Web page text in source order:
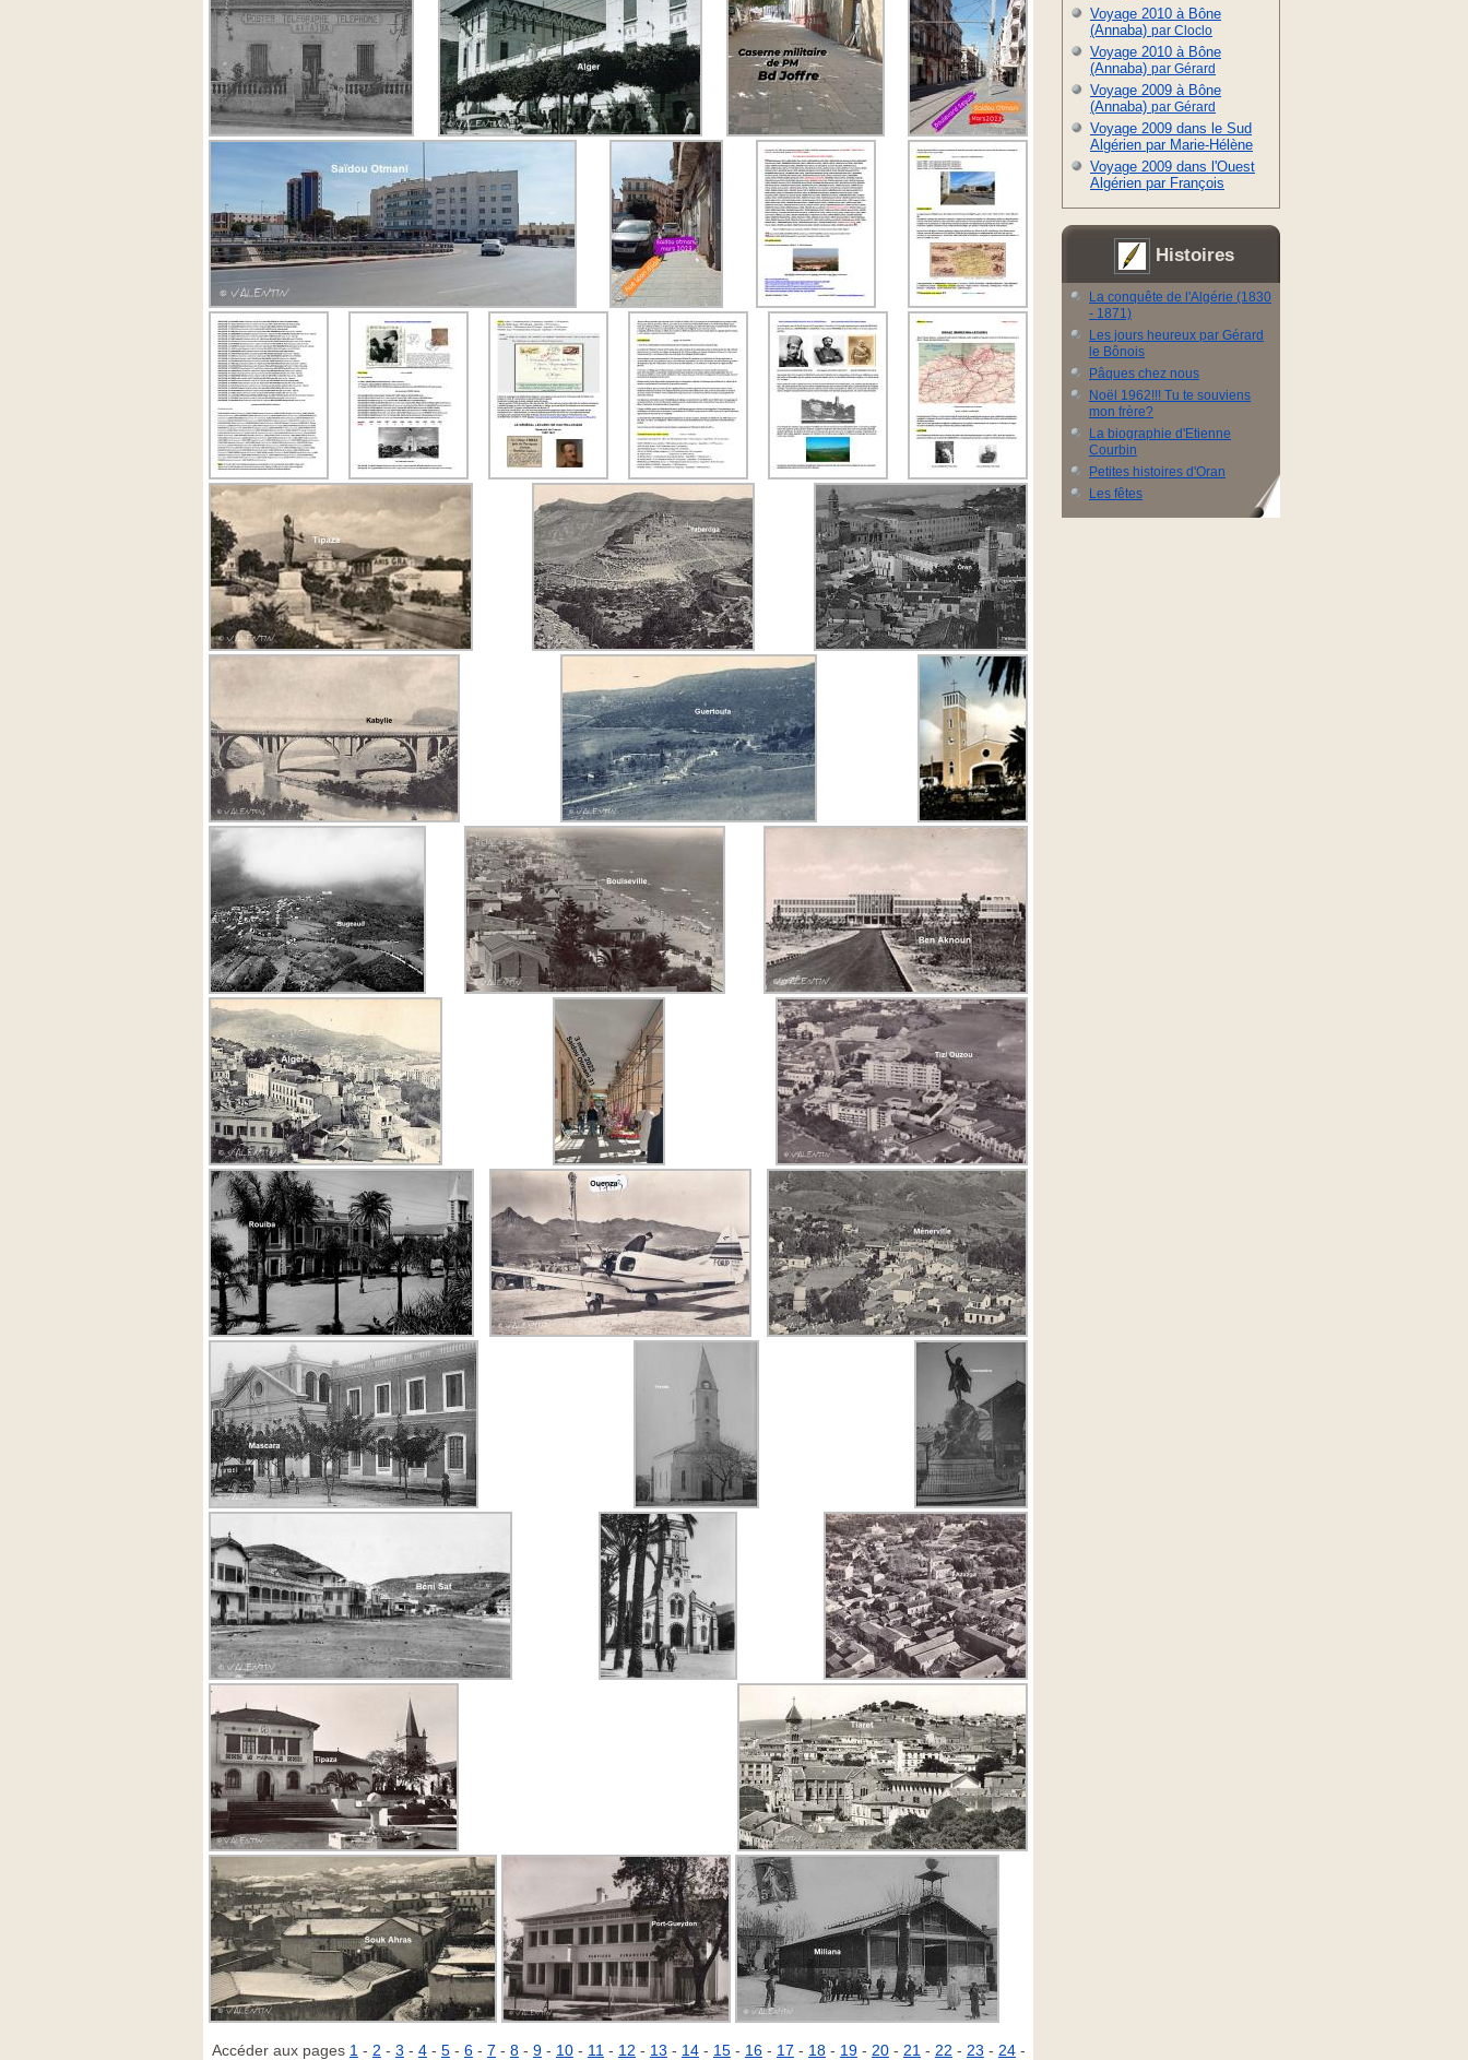
Accéder aux pages 1 - 2 - 3 - 4- 5- 6- 7 - 8- 9- 10- 11 - 12 - 13 - 14- 15- 16- 17 - 18- 19- 20- 21 - 22 - 23 - 24-
Voyage 2010 à Bône
(Annaba) par Cloclo
Voyage 2010 à Bône
(Annaba) par Gérard
Voyage 2009 à Bône
(Annaba) par Gérard
Voyage 2009 dans le Sud
Algérien par Marie-Hélène
Voyage 2009 dans l'Ouest
Algérien par François
Histoires
La conquête de l'Algérie (1830
- 1871)
Les jours heureux par Gérard
le Bônois
Pâques chez nous
Noël 1962!!! Tu te souviens
mon frère?
La biographie d'Etienne
Courbin
Petites histoires d'Oran
Les fêtes